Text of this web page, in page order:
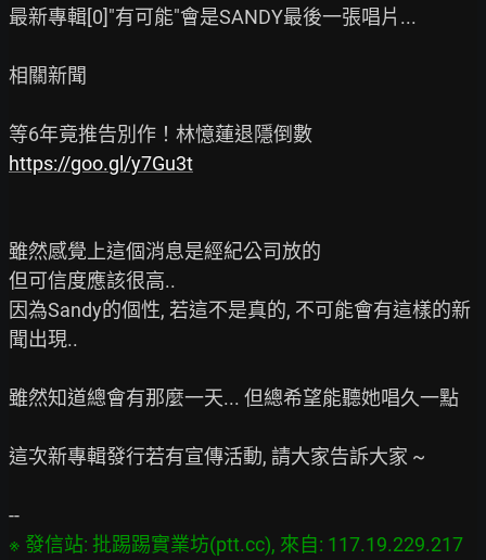
最新專輯[0]"有可能"會是SANDY最後一張唱片...
相關新聞
https://goo.gl/y7Gu3t
雖然感覺上這個消息是經紀公司放的
但可信度應該很高..
因為Sandy的個性, 若這不是真的, 不可能會有這樣的新
聞出現..
雖然知道總會有那麼一天... 但總希望能聽她唱久一點
這次新專輯發行若有宣傳活動, 請大家告訴大家 ~
※ 發信站: 批踢踢實業坊(ptt.cc), 來自: 117.19.229.217